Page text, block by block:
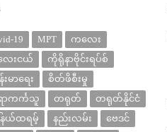
19 MPT
ကလေး
ေးငယ်
ကိုရိုနာဗိုင်းရပ်စ်
းမာရေး
စိတ်ဖိစီးမှု
ာကင်္ကသူ
တရုတ်
တရုတ်နိုင်ငံ
နယ်ထရမ့်
နည်းလမ်း ဗေဒင်